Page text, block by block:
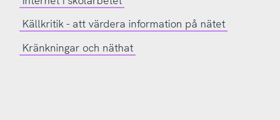
Källkritik - att värdera information på nätet
Kränkningar och näthat